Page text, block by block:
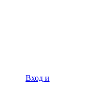
Вход и